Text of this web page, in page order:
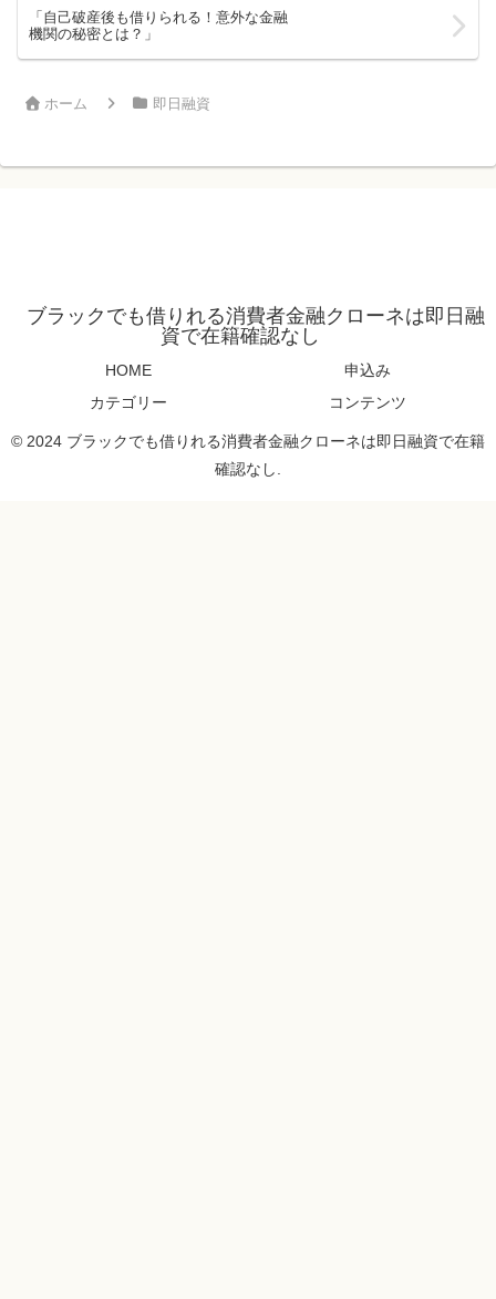
「自己破産後も借りられる！意外な金融
機関の秘密とは？」
ホーム 即日融資
ブラックでも借りれる消費者金融クローネは即日融
資で在籍確認なし
HOME
申込み
カテゴリー
コンテンツ
© 2024 ブラックでも借りれる消費者金融クローネは即日融資で在籍
確認なし.